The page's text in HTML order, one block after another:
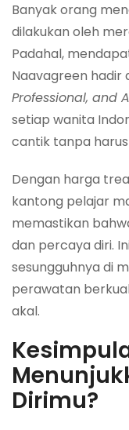
Banyak orang
dilakukan oleh
Padahal,
Naavagreen hadir
Professional, and
setiap wanita
cantik tanpa
Dengan harga
kantong pelajar
memastikan
dan percaya diri.
sesungguhnya di
perawatan
akal.
Dirimu?